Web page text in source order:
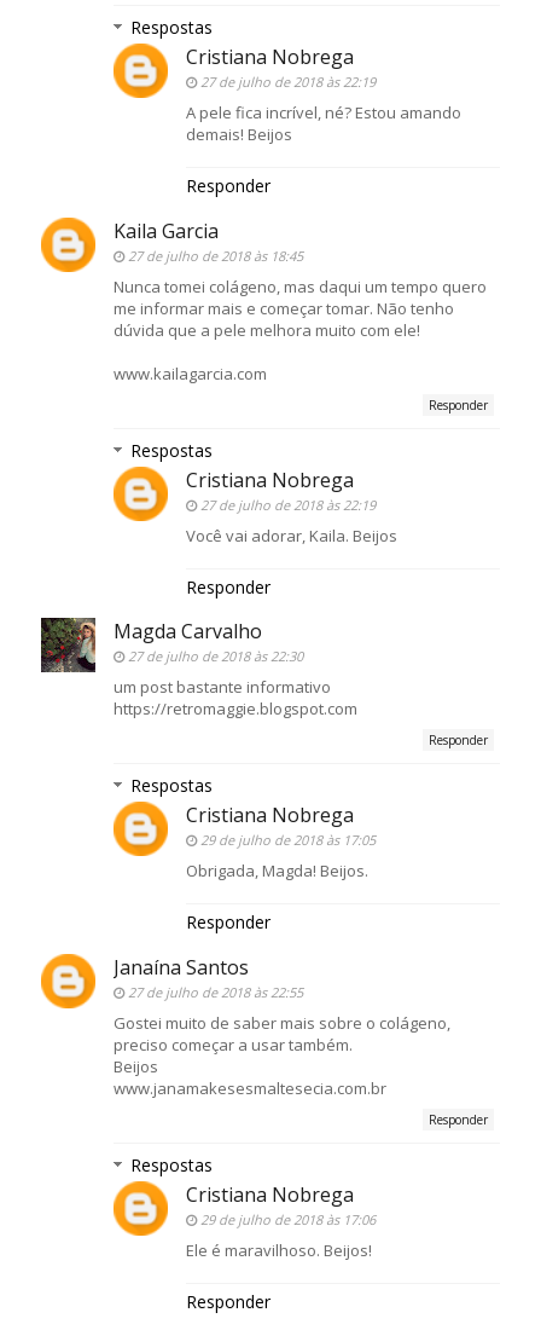
Respostas
Cristiana Nobrega
27 de julho de 2018 às 22:19
A pele fica incrível, né? Estou amando
demais! Beijos
Responder
Kaila Garcia
27 de julho de 2018 às 18:45
Nunca tomei colágeno, mas daqui um tempo quero
me informar mais e começar tomar. Não tenho
dúvida que a pele melhora muito com ele!
www.kailagarcia.com
Responder
Respostas
Cristiana Nobrega
27 de julho de 2018 às 22:19
Você vai adorar, Kaila. Beijos
Responder
Magda Carvalho
27 de julho de 2018 às 22:30
um post bastante informativo
https://retromaggie.blogspot.com
Responder
Respostas
Cristiana Nobrega
29 de julho de 2018 às 17:05
Obrigada, Magda! Beijos.
Responder
Janaína Santos
27 de julho de 2018 às 22:55
Gostei muito de saber mais sobre o colágeno,
preciso começar a usar também.
Beijos
www.janamakesesmaltesecia.com.br
Responder
Respostas
Cristiana Nobrega
29 de julho de 2018 às 17:06
Ele é maravilhoso. Beijos!
Responder